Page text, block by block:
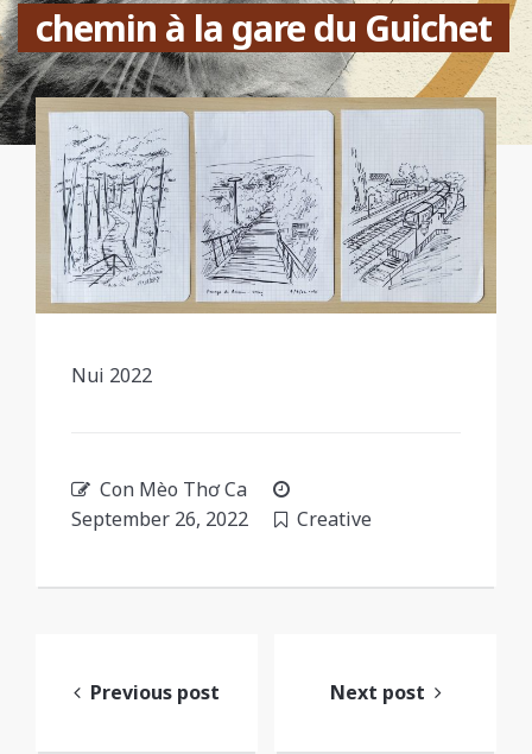
chemin à la gare du Guichet
Nui 2022
Con Mèo Thơ Ca
September 26, 2022
Creative
navigation
Previous post Next post